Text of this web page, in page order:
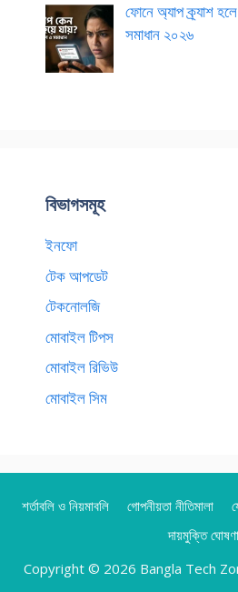
ফোনে অ্যাপ ক্র্যাশ
সমাধান ২০২৬
বিভাগসমূহ
ইনফো
টেক আপডেট
টেকনোলজি
মোবাইল টিপস
মোবাইল রিভিউ
মোবাইল সিম
শর্তাবলি ও নিয়মাবলি গোপনীয়তা নীতিমালা
দায়মুক্তি ঘোষণা
Copyright © 2026 Bangla Tech